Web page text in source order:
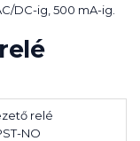
DC-ig, 500 mA-ig.
relé
NO